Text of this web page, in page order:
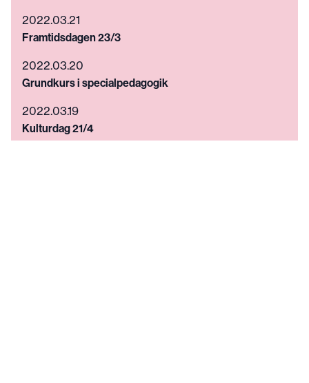
2022.03.21
Framtidsdagen 23/3
2022.03.20
Grundkurs i specialpedagogik
2022.03.19
Kulturdag 21/4